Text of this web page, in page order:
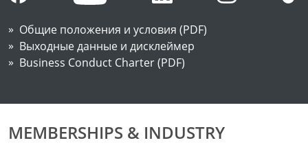
Общие положения и условия (PDF)
Выходные данные и дисклеймер
Business Conduct Charter (PDF)
MEMBERSHIPS & INDUSTRY